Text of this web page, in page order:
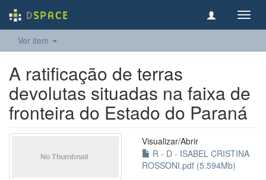
Ver item
A ratificação de terras
devolutas situadas na faixa de
fronteira do Estado do Paraná
Visualizar/Abrir
R - D - ISABEL CRISTINA
ROSSONI.pdf (5.594Mb)